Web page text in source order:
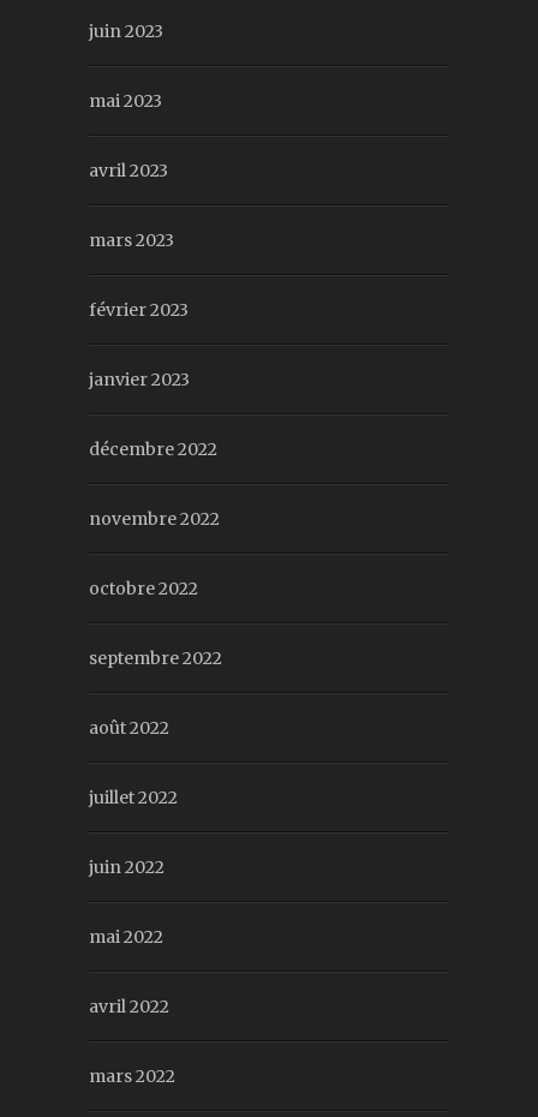
juin 2023
mai 2023
avril 2023
mars 2023
février 2023
janvier 2023
décembre 2022
novembre 2022
octobre 2022
septembre 2022
août 2022
juillet 2022
juin 2022
mai 2022
avril 2022
mars 2022